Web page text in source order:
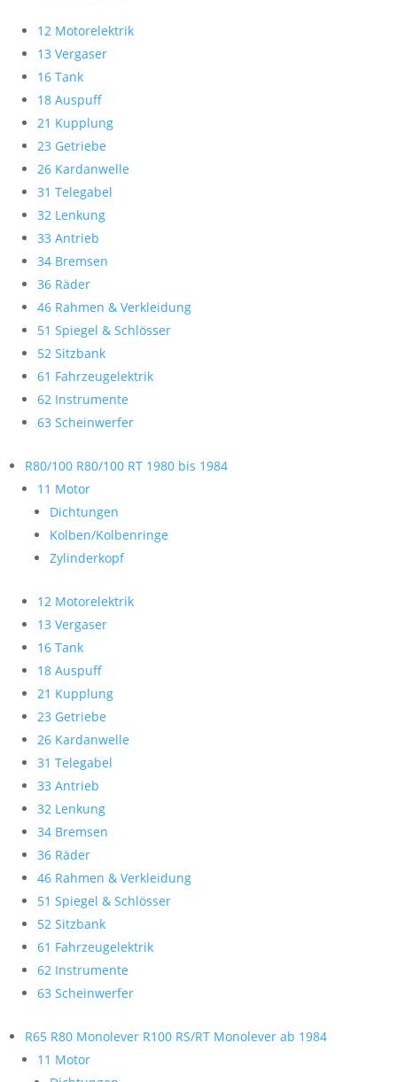
12 Motorelektrik
13 Vergaser
16 Tank
18 Auspuff
21 Kupplung
23 Getriebe
26 Kardanwelle
31 Telegabel
32 Lenkung
33 Antrieb
34 Bremsen
36 Räder
46 Rahmen & Verkleidung
51 Spiegel & Schlösser
52 Sitzbank
61 Fahrzeugelektrik
62 Instrumente
63 Scheinwerfer
R80/100 R80/100 RT 1980 bis 1984
11 Motor
Dichtungen
Kolben/Kolbenringe
Zylinderkopf
12 Motorelektrik
13 Vergaser
16 Tank
18 Auspuff
21 Kupplung
23 Getriebe
26 Kardanwelle
31 Telegabel
33 Antrieb
32 Lenkung
34 Bremsen
36 Räder
46 Rahmen & Verkleidung
51 Spiegel & Schlösser
52 Sitzbank
61 Fahrzeugelektrik
62 Instrumente
63 Scheinwerfer
R65 R80 Monolever R100 RS/RT Monolever ab 1984
11 Motor